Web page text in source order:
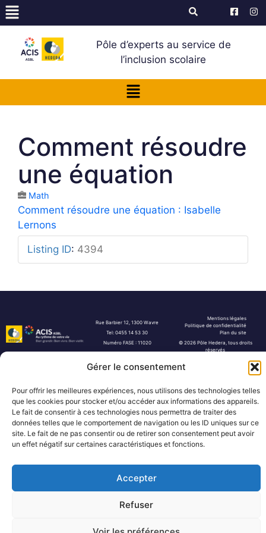
Gérer le consentement
Pour offrir les meilleures expériences, nous utilisons des technologies telles
que les cookies pour stocker et/ou accéder aux informations des appareils.
Le fait de consentir à ces technologies nous permettra de traiter des
données telles que le comportement de navigation ou les ID uniques sur ce
site. Le fait de ne pas consentir ou de retirer son consentement peut avoir
un effet négatif sur certaines caractéristiques et fonctions.
Accepter
Refuser
Pôle d’experts au service de
l’inclusion scolaire
Comment résoudre
une équation
Math
Comment résoudre une équation : Isabelle
Lernons
Listing ID: 4394
Rue Barbier 12, 1300 Wavre
Tel: 0455 14 53 30
Numéro FASE : 11020
Mentions légales
Politique de confidentialité
Plan du site
© 2026 Pôle Hedera, tous droits
réservés